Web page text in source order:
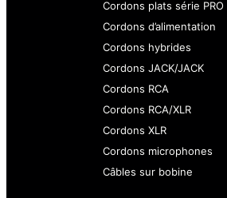
Cordons plats série PRO
Cordons d’alimentation
Cordons hybrides
Cordons JACK/JACK
Cordons RCA
Cordons RCA/XLR
Cordons XLR
Cordons microphones
Câbles sur bobine